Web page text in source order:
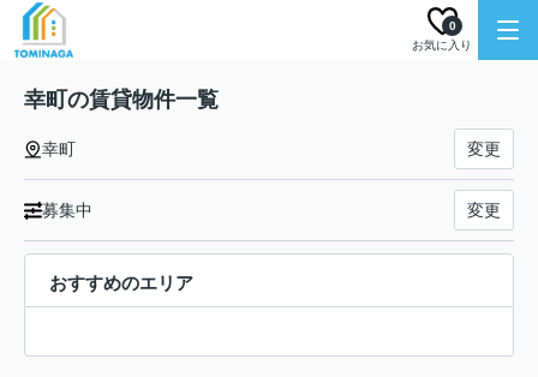
お気に入り
0
幸町の賃貸物件一覧
幸町 変更
募集中 変更
おすすめのエリア